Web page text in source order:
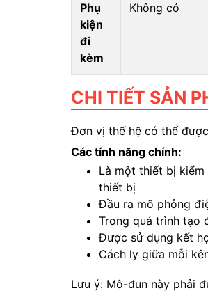
Phụ
kiện
đi
kèm
Không có
CHI TIẾT SẢN
Đơn vị thế hệ có thể
Các tính năng chính:
Là một thiết bị
thiết bị
Đầu ra mô phỏng
Trong quá trình tạo
Được sử dụng kết
Cách ly giữa mỗi
Lưu ý: Mô-đun này phải